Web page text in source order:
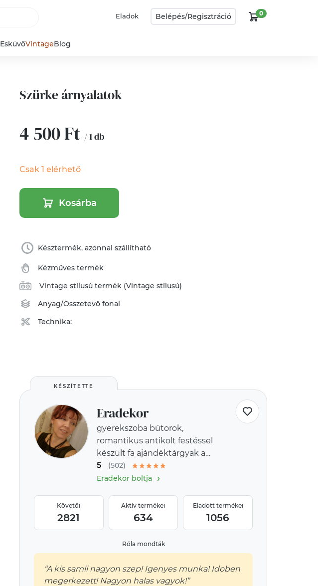
Eladok Belépés/Regisztráció 0
EsküvőVintageBlog
Szürke árnyalatok
4 500 Ft / 1 db
Csak 1 elérhető
Kosárba
Késztermék, azonnal szállítható
Kézműves termék
Vintage stílusú termék (Vintage stílusú)
Anyag/Összetevőfonal
Technika:
KÉSZÍTETTE
Eradekor
gyerekszoba bútorok,
romantikus antikolt festéssel
készült fa ajándéktárgyak a
provence-i stílus jegyében
5
(502)
Eradekor boltja
›
Követői
2821
Aktív termékei
634
Eladott termékei
1056
Róla mondták
“A kis samli nagyon szep! Igenyes munka! Idoben
megerkezett! Nagyon halas vagyok!”